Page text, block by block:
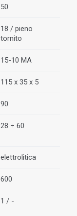
50
18 / pieno
tornito
15-10 MA
115 x 35 x 5
90
28 ÷ 60
elettrolitica
600
1 / -